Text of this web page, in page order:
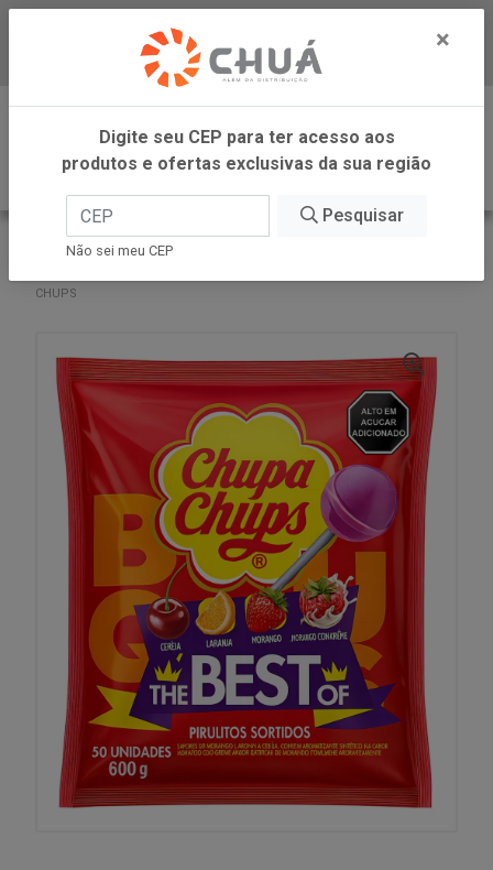
Baixe já nosso APP
0
INÍCIO
PERFETTI
CHUPS
×
Digite seu CEP para ter acesso aos
produtos e ofertas exclusivas da sua região
Pesquisar
Não sei meu CEP